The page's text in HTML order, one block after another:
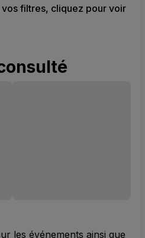
filtres, cliquez pour voir
les événements ainsi que